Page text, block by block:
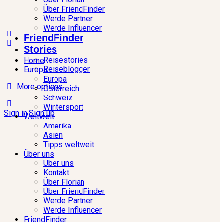
Über FriendFinder
Werde Partner
Werde Influencer
FriendFinder
Stories
Reisestories
Reiseblogger
More options
Sign in Sign up
Home
Europa
Europa
Österreich
Schweiz
Wintersport
Weltweit
Amerika
Asien
Tipps weltweit
Über uns
Über uns
Kontakt
Über Florian
Über FriendFinder
Werde Partner
Werde Influencer
FriendFinder